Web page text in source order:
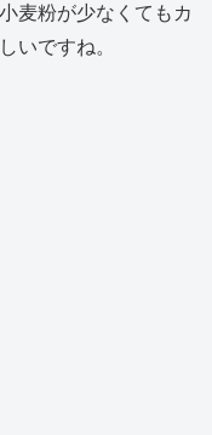
麦粉が少なくてもカ
いですね。